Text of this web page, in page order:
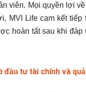
viên. Mọi quyền lợi
MVI Life cam kết tiếp
hoàn tất sau khi đáp
đầu tư tài chính và